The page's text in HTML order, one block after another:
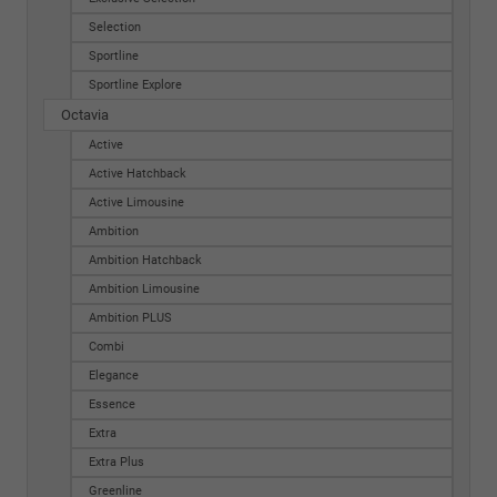
Selection
Sportline
Sportline Explore
Octavia
Active
Active Hatchback
Active Limousine
Ambition
Ambition Hatchback
Ambition Limousine
Ambition PLUS
Combi
Elegance
Essence
Extra
Extra Plus
Greenline